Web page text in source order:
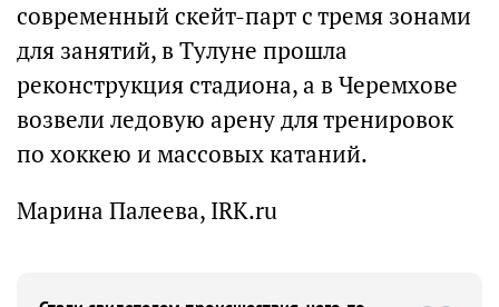
современный скейт-парт с тремя зонами
для занятий, в Тулуне прошла
реконструкция стадиона, а в Черемхове
возвели ледовую арену для тренировок
по хоккею и массовых катаний.
Марина Палеева, IRK.ru